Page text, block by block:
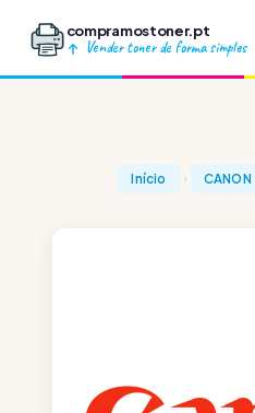
compramostoner.pt
Vender toner de forma simples
Início CANON